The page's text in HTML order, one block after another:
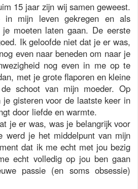
15 jaar zijn wij samen geweest.
mijn leven gekregen en als
moeten laten gaan. De eerste
Ik geloofde niet dat je er was,
even naar beneden om naar je
nog even in me op te
met je grote flaporen en kleine
schoot van mijn moeder. Op
je gisteren voor de laatste keer in
door liefde en warmte.
je er was, was je belangrijk voor
werd je het middelpunt van mijn
dat ik me echt met jou bezig
echt volledig op jou ben gaan
passie (en soms obsessie)